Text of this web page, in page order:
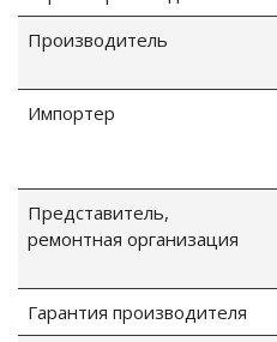
Производитель
Импортер
Представитель,
ремонтная организация
Гарантия производителя